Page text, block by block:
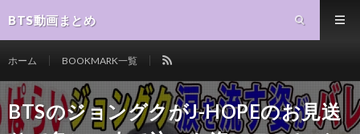
BTS動画まとめ
ホーム BOOKMARK一覧
BTSのジョングクがJ-HOPEのお見送